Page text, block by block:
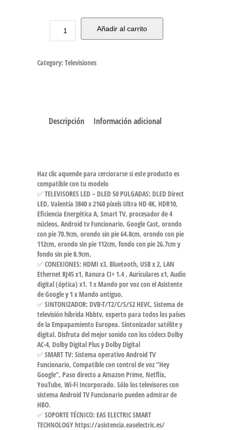
Añadir al carrito
Category: Televisiones
Descripción Información adicional
Haz clic aquende para cerciorarse si este producto es
compatible con tu modelo
✅ TELEVISORES LED – DLED 50 PULGADAS: DLED Direct
LED, Valentía 3840 x 2160 píxels Ultra HD 4K, HDR10,
Eficiencia Energética A, Smart TV, procesador de 4
núcleos, Android tv Funcionario, Google Cast, orondo
con pie 70.9cm, orondo sin pie 64.8cm, orondo con pie
112cm, orondo sin pie 112cm, fondo con pie 26.7cm y
fondo sin pie 8.9cm.
✅ CONEXIONES: HDMI x3, Bluetooth, USB x 2, LAN
Ethernet RJ45 x1, Ranura CI+ 1.4 , Auriculares x1, Audio
digital (óptica) x1. 1 x Mando por voz con el Asistente
de Google y 1 x Mando antiguo.
✅ SINTONIZADOR: DVB-T/T2/C/S/S2 HEVC, Sistema de
televisión híbrida Hbbtv, experto para todos los países
de la Empapamiento Europea. Sintonizador satélite y
digital. Disfruta del mejor sonido con los códecs Dolby
AC-4, Dolby Digital Plus y Dolby Digital
✅ SMART TV: Sistema operativo Android TV
Funcionario, Compatible con control de voz “Hey
Google”, Paso directo a Amazon Prime, Netflix,
YouTube, Wi-Fi Incorporado. Sólo los televisores con
sistema Android TV Funcionario pueden admirar de
HBO.
✅ SOPORTE TÉCNICO: EAS ELECTRIC SMART
TECHNOLOGY https://asistencia.easelectric.es/